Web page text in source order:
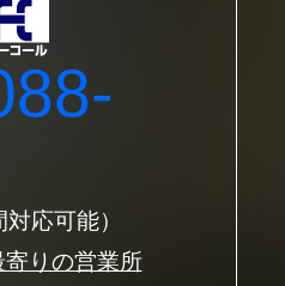
対応可能）
寄りの営業所